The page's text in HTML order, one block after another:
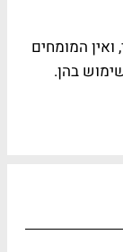
המומחים
בהן.